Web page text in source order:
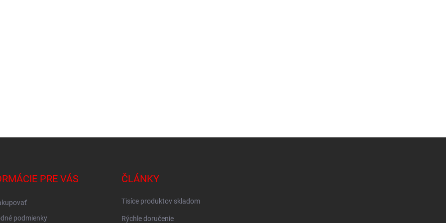
PRE VÁS
podmienky
ČLÁNKY
Tisíce produktov skladom
Rýchle doručenie